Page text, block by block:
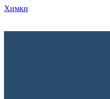
Химки